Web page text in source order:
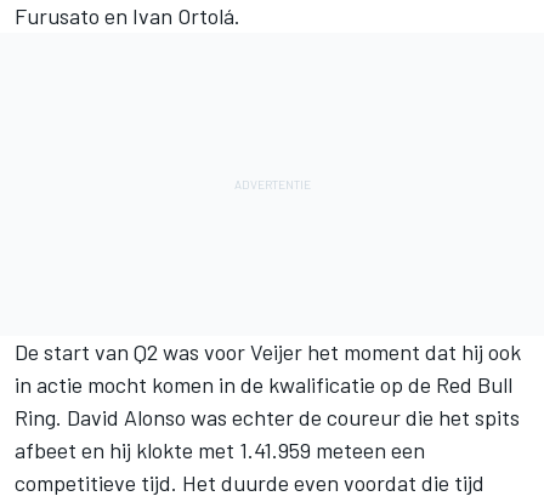
Furusato en Ivan Ortolá.
De start van Q2 was voor Veijer het moment dat hij ook
in actie mocht komen in de kwalificatie op de Red Bull
Ring. David Alonso was echter de coureur die het spits
afbeet en hij klokte met 1.41.959 meteen een
competitieve tijd. Het duurde even voordat die tijd